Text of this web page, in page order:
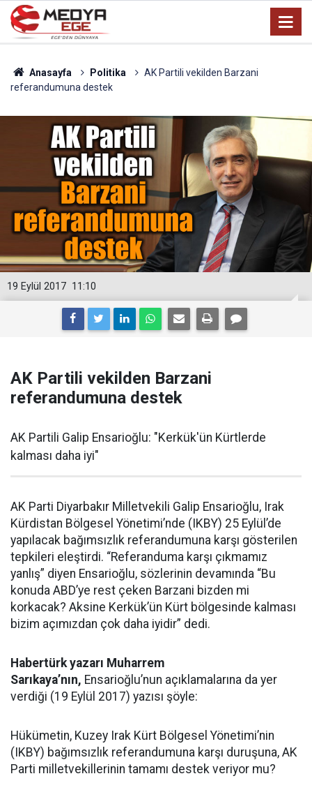
Anasayfa Politika
AK Partili vekilden Barzani
referandumuna destek
11:10
19 Eylül 2017
AK Partili vekilden Barzani
referandumuna destek
AK Partili Galip Ensarioğlu: "Kerkük'ün Kürtlerde
kalması daha iyi"
AK Parti Diyarbakır Milletvekili Galip Ensarioğlu, Irak
Kürdistan Bölgesel Yönetimi’nde (IKBY) 25 Eylül’de
yapılacak bağımsızlık referandumuna karşı gösterilen
tepkileri eleştirdi. “Referanduma karşı çıkmamız
yanlış” diyen Ensarioğlu, sözlerinin devamında “Bu
konuda ABD’ye rest çeken Barzani bizden mi
korkacak? Aksine Kerkük’ün Kürt bölgesinde kalması
bizim açımızdan çok daha iyidir” dedi.
Habertürk yazarı Muharrem
Sarıkaya’nın, Ensarioğlu’nun açıklamalarına da yer
verdiği (19 Eylül 2017) yazısı şöyle:
Hükümetin, Kuzey Irak Kürt Bölgesel Yönetimi’nin
(IKBY) bağımsızlık referandumuna karşı duruşuna, AK
Parti milletvekillerinin tamamı destek veriyor mu?